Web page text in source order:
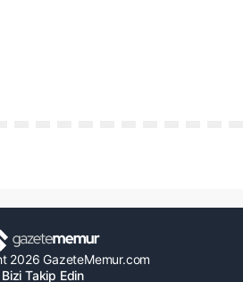
2026 GazeteMemur.com
Bizi Takip Edin